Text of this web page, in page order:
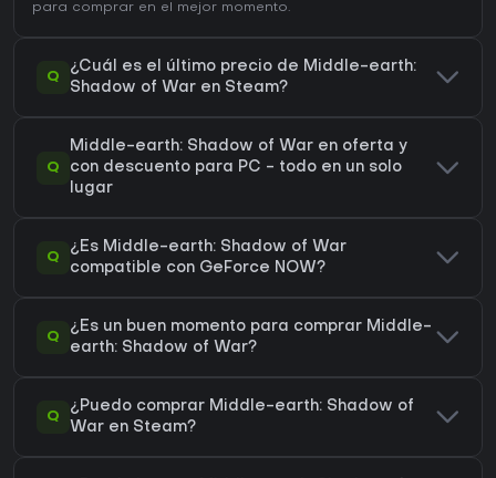
para comprar en el mejor momento.
Q
¿Cuál es el último precio de Middle-earth:
Shadow of War en Steam?
Q
Middle-earth: Shadow of War en oferta y
con descuento para PC - todo en un solo
lugar
Q
¿Es Middle-earth: Shadow of War
compatible con GeForce NOW?
Q
¿Es un buen momento para comprar Middle-
earth: Shadow of War?
Q
¿Puedo comprar Middle-earth: Shadow of
War en Steam?